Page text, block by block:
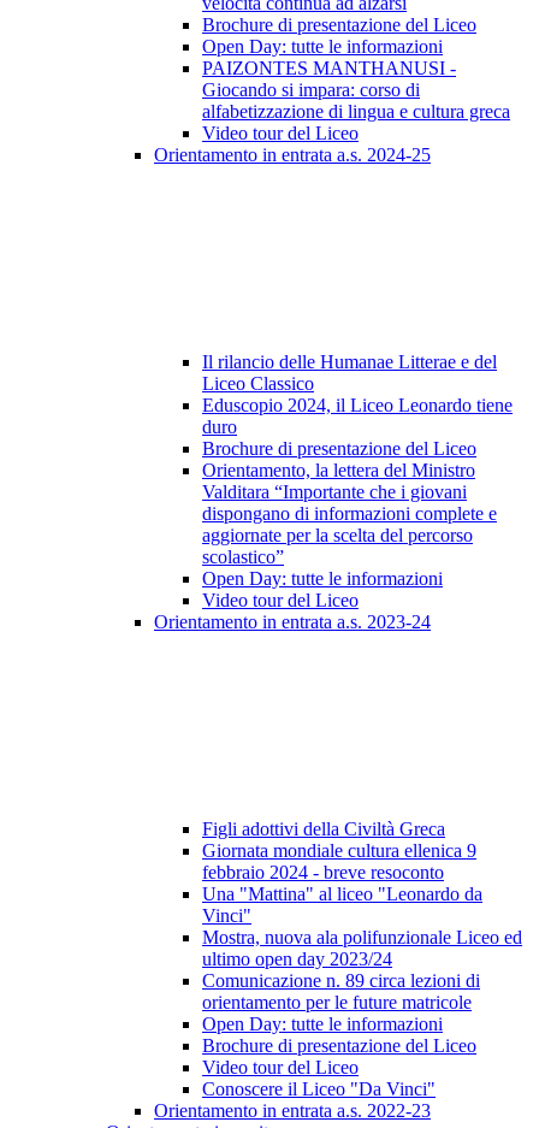
Brochure di presentazione del Liceo
Open Day: tutte le informazioni
PAIZONTES MANTHANUSI -
Giocando si impara: corso di
alfabetizzazione di lingua e cultura greca
Video tour del Liceo
Orientamento in entrata a.s. 2024-25
Il rilancio delle Humanae Litterae e del
Liceo Classico
Eduscopio 2024, il Liceo Leonardo tiene
duro
Brochure di presentazione del Liceo
Orientamento, la lettera del Ministro
Valditara “Importante che i giovani
dispongano di informazioni complete e
aggiornate per la scelta del percorso
scolastico”
Open Day: tutte le informazioni
Video tour del Liceo
Orientamento in entrata a.s. 2023-24
Figli adottivi della Civiltà Greca
Giornata mondiale cultura ellenica 9
febbraio 2024 - breve resoconto
Una "Mattina" al liceo "Leonardo da
Vinci"
Mostra, nuova ala polifunzionale Liceo ed
ultimo open day 2023/24
Comunicazione n. 89 circa lezioni di
orientamento per le future matricole
Open Day: tutte le informazioni
Brochure di presentazione del Liceo
Video tour del Liceo
Conoscere il Liceo "Da Vinci"
Orientamento in entrata a.s. 2022-23